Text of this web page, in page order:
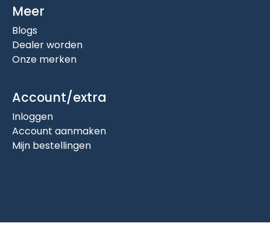
Meer
Blogs
Dealer worden
Onze merken
Account/extra
Inloggen
Account aanmaken
Mijn bestellingen